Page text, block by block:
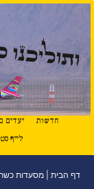
חדשות יעדים
לייף
דף הבית מסעדות